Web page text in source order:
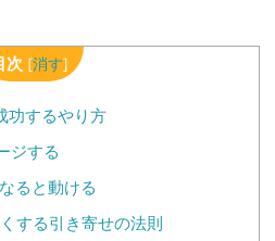
次 [消す]
功するやり方
ジする
ると動ける
する引き寄せの法則